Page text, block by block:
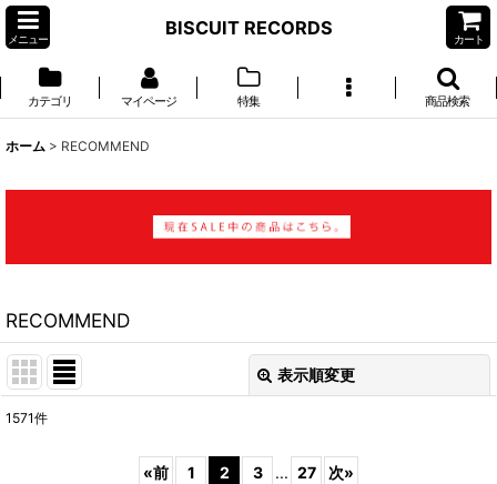
メニュー
BISCUIT RECORDS
カート
カテゴリ マイページ 特集 商品検索
ホーム > RECOMMEND
RECOMMEND
表示順変更
1571件
«前 1 2 3 ... 27 次»